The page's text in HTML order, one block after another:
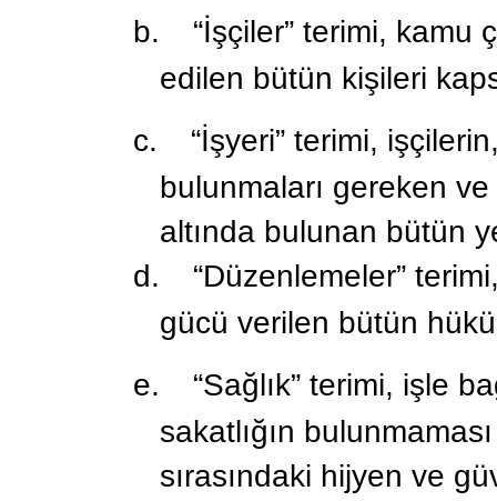
b.
“İşçiler” terimi, kamu
edilen bütün kişileri
c.
“İşyeri” terimi,
bulunmaları gereken
altında bulunan bütün
d.
“Düzenlemeler”
gücü verilen bütün
e.
“Sağlık” terimi, işle
sakatlığın
sırasındaki hijyen ve